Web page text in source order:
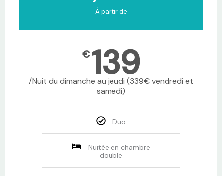
À partir de
€ 139
/Nuit du dimanche au jeudi (339€ vendredi et
samedi)
Duo
Nuitée en chambre
double